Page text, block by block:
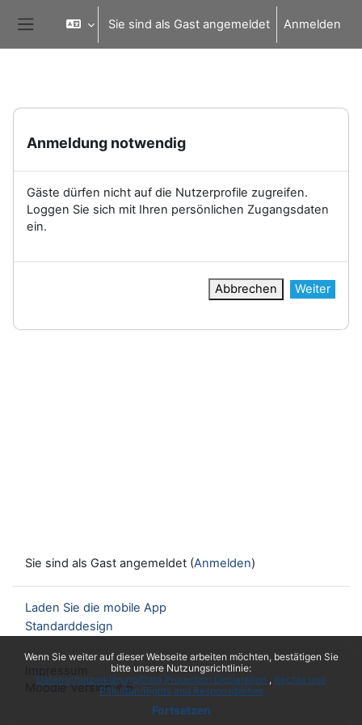
Wenn Sie weiter auf dieser Webseite arbeiten möchten, bestätigen Sie
bitte unsere Nutzungsrichtlinie:
Datenschutzerklärung/Data Protection Declaration
Rechte und
Pflichten/Rights and Responsibilities
Fortsetzen
Website-Übersicht
Sie sind als Gast angemeldet Anmelden
Anmeldung notwendig
Gäste dürfen nicht auf die Nutzerprofile zugreifen.
Loggen Sie sich mit Ihren persönlichen Zugangsdaten
ein.
Abbrechen Weiter
Sie sind als Gast angemeldet (Anmelden)
Laden Sie die mobile App
Standarddesign
Moodle Version 4.5